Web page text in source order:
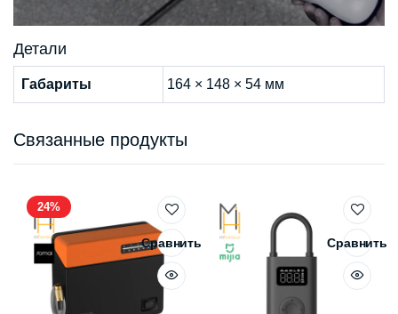
Детали
Габариты 164 × 148 × 54 мм
Связанные продукты
24%
Сравнить Сравнить